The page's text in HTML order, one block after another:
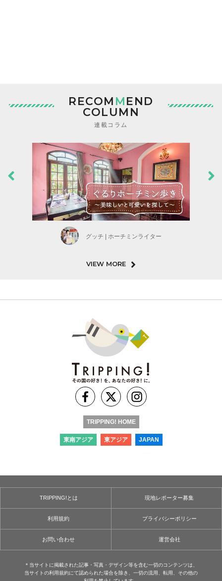
RECOM MEND
COLUMN
連載コラム
グッチ | ホーチミンライター
VIEW MORE
TRIPPING! HOME
東南アジア 東アジア JAPAN
TRIPPING!とは 現地レポーター募集
利用規約 プライバシーポリシー
お問い合わせ 運営会社
＊当サイトに掲載された記事・写真・デザイン等を含む⼀切のコンテンツは、
当サイトの利用規約にて認められた場合を除き、⼀切の流用、転⽤、その他の